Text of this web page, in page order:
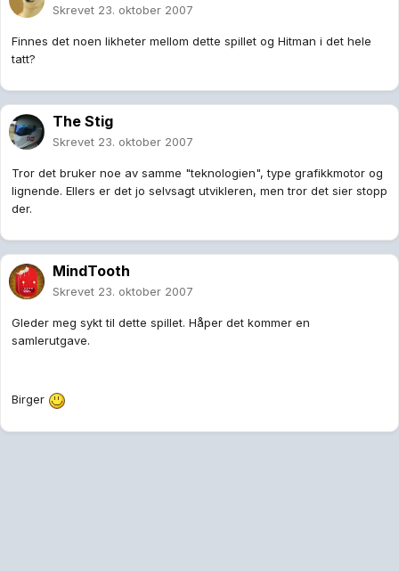
Skrevet 23. oktober 2007
Finnes det noen likheter mellom dette spillet og Hitman i det hele
tatt?
The Stig
Skrevet 23. oktober 2007
Tror det bruker noe av samme "teknologien", type grafikkmotor og
lignende. Ellers er det jo selvsagt utvikleren, men tror det sier stopp
der.
MindTooth
Skrevet 23. oktober 2007
Gleder meg sykt til dette spillet. Håper det kommer en
samlerutgave.
Birger